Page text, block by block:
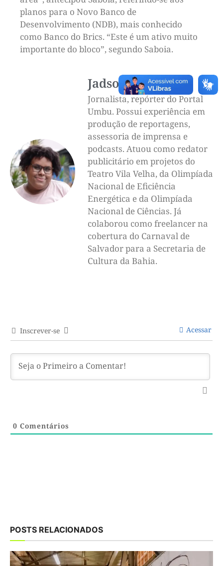
planos para o Novo Banco de
Desenvolvimento (NDB), mais conhecido
como Banco do Brics. “Este é um ativo muito
importante do bloco”, segundo Saboia.
Jadson Luigi
Jornalista, repórter do Portal
Umbu. Possui experiência em
produção de reportagens,
assessoria de imprensa e
podcasts. Atuou como redator
publicitário em projetos do
Teatro Vila Velha, da Olimpíada
Nacional de Eficiência
Energética e da Olimpíada
Nacional de Ciências. Já
colaborou como freelancer na
cobertura do Carnaval de
Salvador para a Secretaria de
Cultura da Bahia.
Inscrever-se Acessar
0 Comentários
POSTS RELACIONADOS